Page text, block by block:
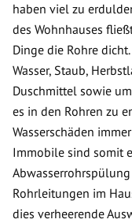
haben viel zu
des Wohnhauses
Dinge die Rohre
Wasser, Staub,
Duschmittel sowie
es in den Rohren zu
Wasserschäden
Immobile sind somit
Rohrleitungen im
dies verheerende